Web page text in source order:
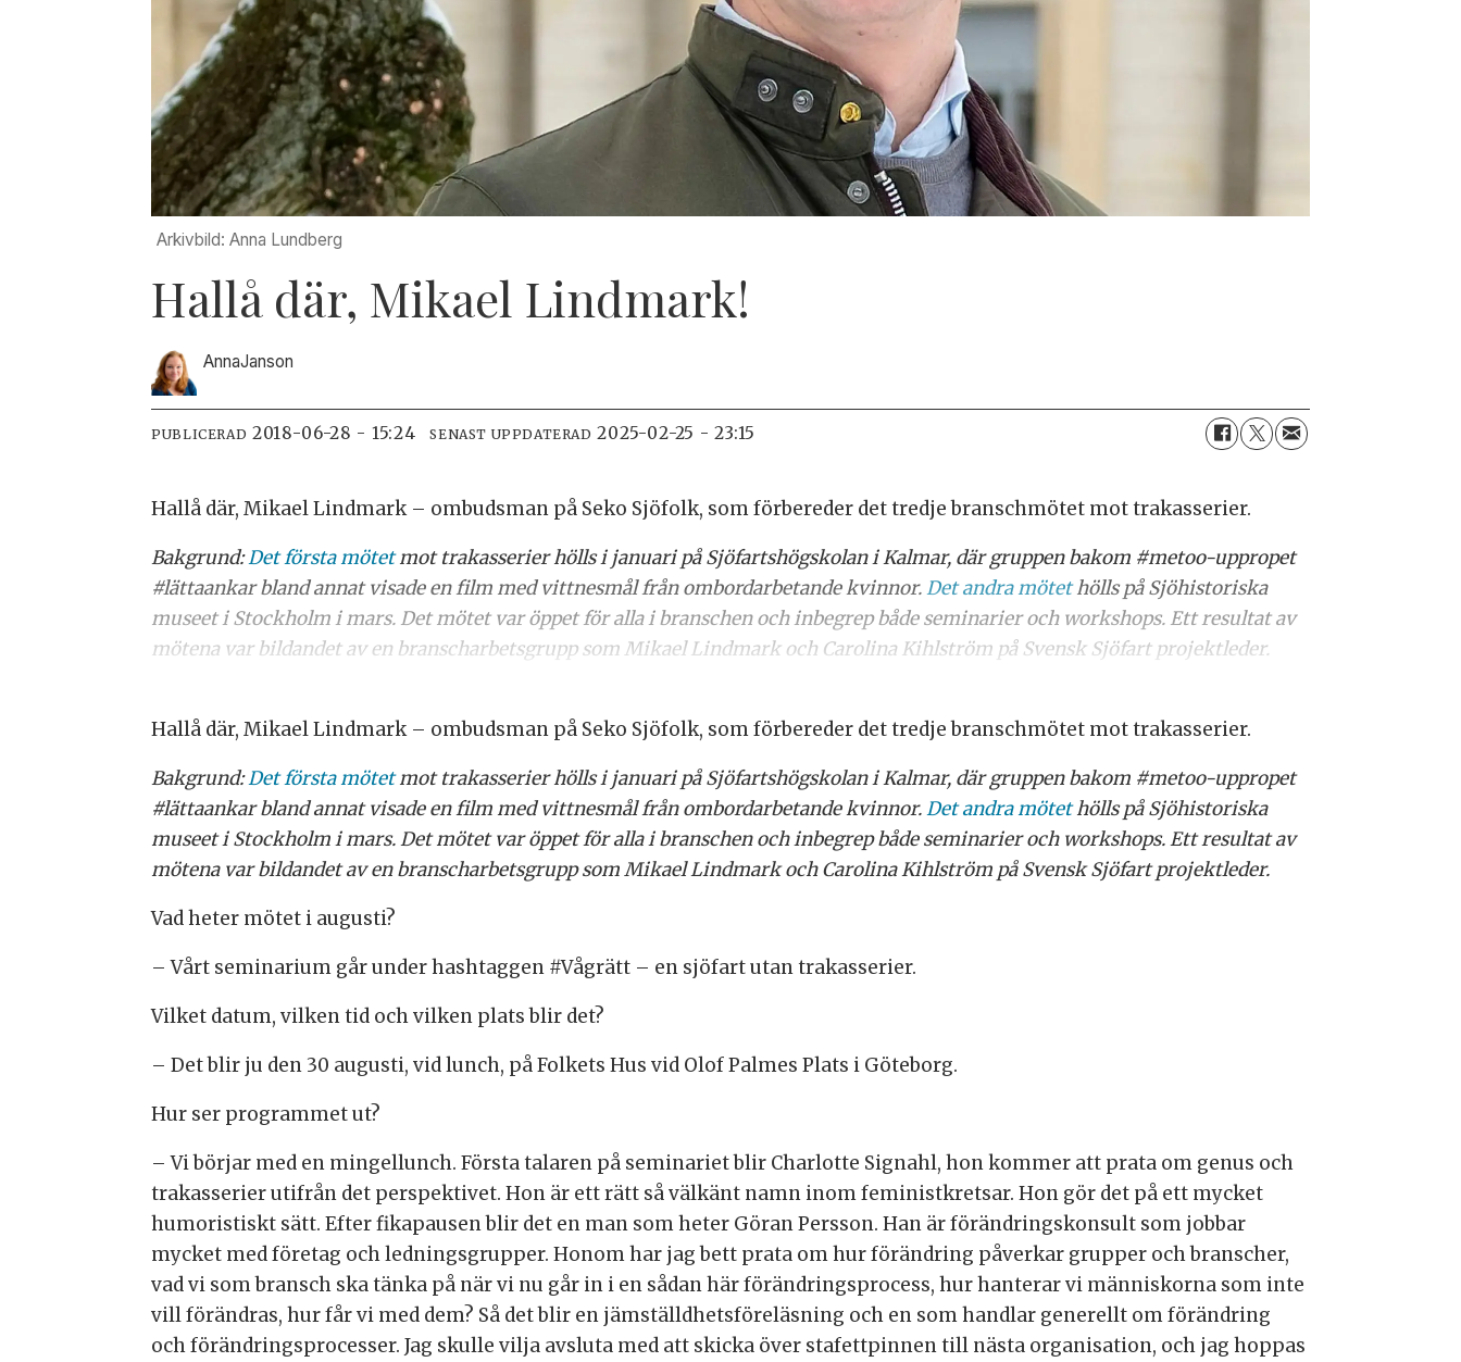
Arkivbild: Anna Lundberg
Hallå där, Mikael Lindmark!
AnnaJanson
PUBLICERAD 2018-06-28 - 15:24 SENAST UPPDATERAD 2025-02-25 - 23:15
Hallå där, Mikael Lindmark – ombudsman på Seko Sjöfolk, som förbereder det tredje branschmötet mot trakasserier.
Bakgrund:Det första mötetmot trakasserier hölls i januari på Sjöfartshögskolan i Kalmar, där gruppen bakom #metoo-uppropet
#lättaankar bland annat visade en film med vittnesmål från ombordarbetande kvinnor.Det andra mötethölls på Sjöhistoriska
museet i Stockholm i mars. Det mötet var öppet för alla i branschen och inbegrep både seminarier och workshops. Ett resultat av
mötena var bildandet av en branscharbetsgrupp som Mikael Lindmark och Carolina Kihlström på Svensk Sjöfart projektleder.
Hallå där, Mikael Lindmark – ombudsman på Seko Sjöfolk, som förbereder det tredje branschmötet mot trakasserier.
Bakgrund:Det första mötetmot trakasserier hölls i januari på Sjöfartshögskolan i Kalmar, där gruppen bakom #metoo-uppropet
#lättaankar bland annat visade en film med vittnesmål från ombordarbetande kvinnor.Det andra mötethölls på Sjöhistoriska
museet i Stockholm i mars. Det mötet var öppet för alla i branschen och inbegrep både seminarier och workshops. Ett resultat av
mötena var bildandet av en branscharbetsgrupp som Mikael Lindmark och Carolina Kihlström på Svensk Sjöfart projektleder.
Vad heter mötet i augusti?
– Vårt seminarium går under hashtaggen #Vågrätt – en sjöfart utan trakasserier.
Vilket datum, vilken tid och vilken plats blir det?
– Det blir ju den 30 augusti, vid lunch, på Folkets Hus vid Olof Palmes Plats i Göteborg.
Hur ser programmet ut?
– Vi börjar med en mingellunch. Första talaren på seminariet blir Charlotte Signahl, hon kommer att prata om genus och
trakasserier utifrån det perspektivet. Hon är ett rätt så välkänt namn inom feministkretsar. Hon gör det på ett mycket
humoristiskt sätt. Efter fikapausen blir det en man som heter Göran Persson. Han är förändringskonsult som jobbar
mycket med företag och ledningsgrupper. Honom har jag bett prata om hur förändring påverkar grupper och branscher,
vad vi som bransch ska tänka på när vi nu går in i en sådan här förändringsprocess, hur hanterar vi människorna som inte
vill förändras, hur får vi med dem? Så det blir en jämställdhetsföreläsning och en som handlar generellt om förändring
och förändringsprocesser. Jag skulle vilja avsluta med att skicka över stafettpinnen till nästa organisation, och jag hoppas